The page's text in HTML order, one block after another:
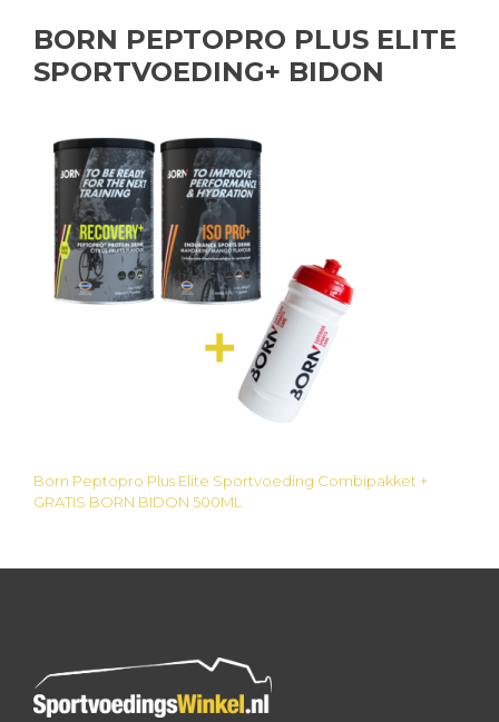
BORN PEPTOPRO PLUS ELITE
SPORTVOEDING+ BIDON
Bericht
Born Peptopro Plus Elite Sportvoeding Combipakket +
GRATIS BORN BIDON 500ML